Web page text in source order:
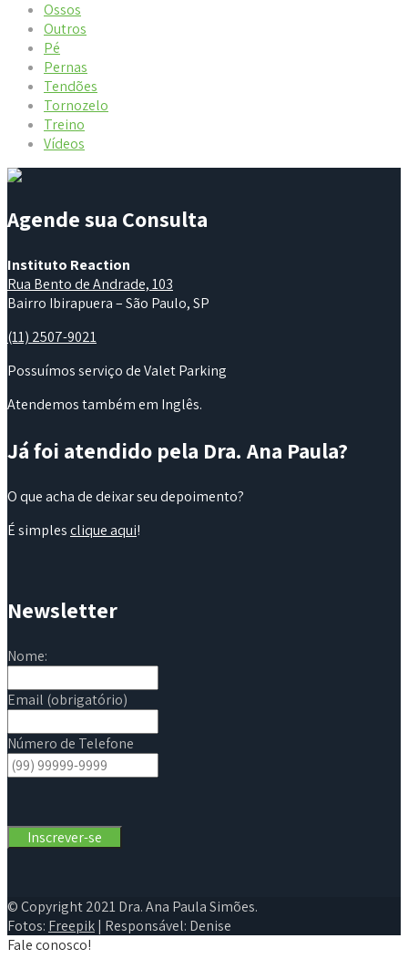
Ossos
Outros
Pé
Pernas
Tendões
Tornozelo
Treino
Vídeos
Agende sua Consulta
Instituto Reaction
Rua Bento de Andrade, 103
Bairro Ibirapuera – São Paulo, SP
(11) 2507-9021
Possuímos serviço de Valet Parking
Atendemos também em Inglês.
Já foi atendido pela Dra. Ana Paula?
O que acha de deixar seu depoimento?
É simplesclique aqui!
Newsletter
Nome:
Email (obrigatório)
Número de Telefone
© Copyright 2021 Dra. Ana Paula Simões.
Fotos: Freepik| Responsável: Denise
Fale conosco!